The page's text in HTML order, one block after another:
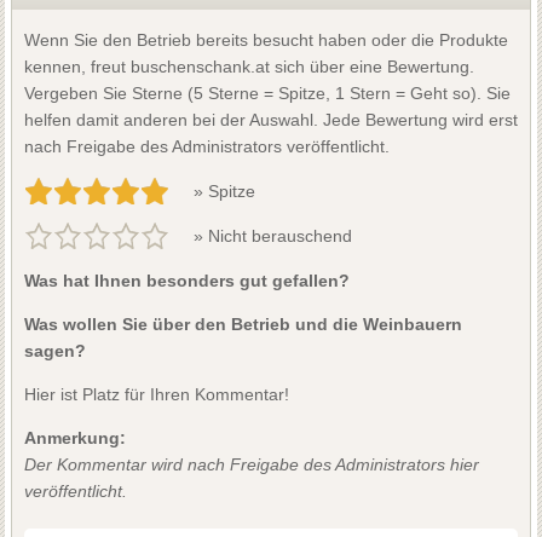
Wenn Sie den Betrieb bereits besucht haben oder die Produkte
kennen, freut buschenschank.at sich über eine Bewertung.
Vergeben Sie Sterne (5 Sterne = Spitze, 1 Stern = Geht so). Sie
helfen damit anderen bei der Auswahl. Jede Bewertung wird erst
nach Freigabe des Administrators veröffentlicht.
» Spitze
» Nicht berauschend
Was hat Ihnen besonders gut gefallen?
Was wollen Sie über den Betrieb und die Weinbauern
sagen?
Hier ist Platz für Ihren Kommentar!
Anmerkung:
Der Kommentar wird nach Freigabe des Administrators hier
veröffentlicht.